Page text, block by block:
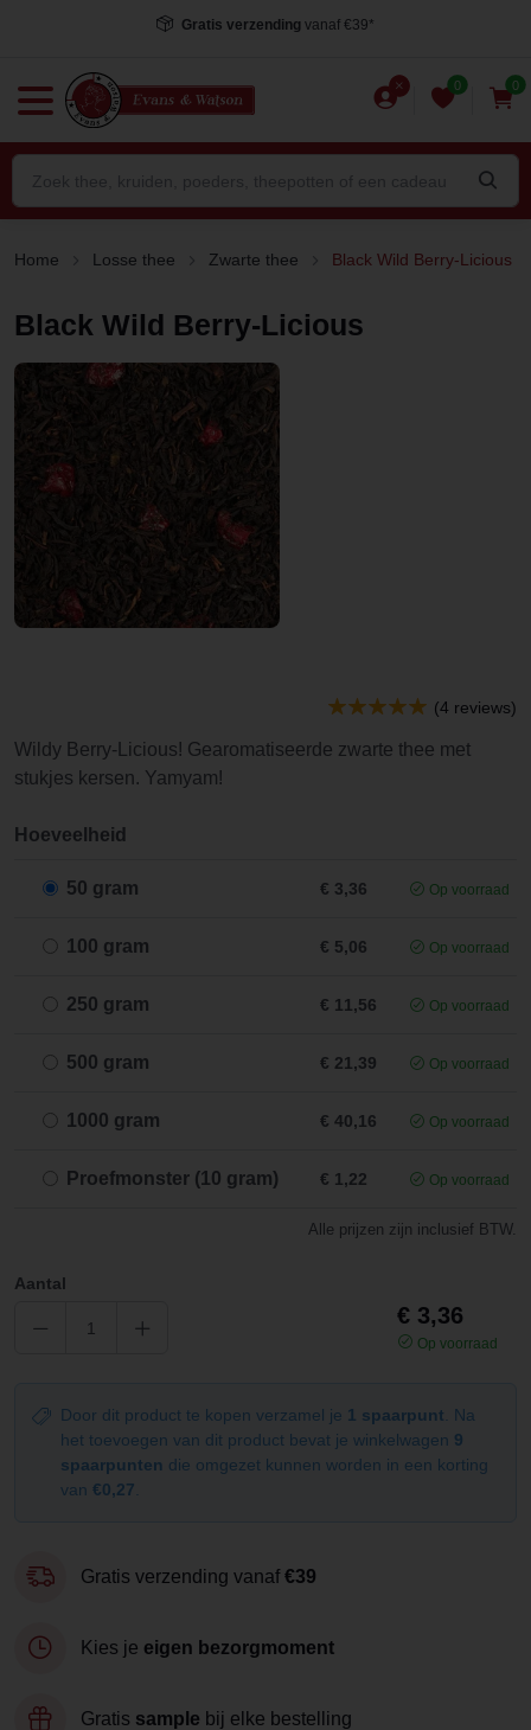
Gratis verzending vanaf €39*
0 0
Home Losse thee Zwarte thee Black Wild Berry-Licious
Black Wild Berry-Licious
(4 reviews)
Wildy Berry-Licious! Gearomatiseerde zwarte thee met
stukjes kersen. Yamyam!
Hoeveelheid
50 gram € 3,36 Op voorraad
100 gram € 5,06 Op voorraad
250 gram € 11,56 Op voorraad
500 gram € 21,39 Op voorraad
1000 gram € 40,16 Op voorraad
Proefmonster (10 gram) € 1,22 Op voorraad
Alle prijzen zijn inclusief BTW.
Aantal
€ 3,36
Op voorraad
Door dit product te kopen verzamel je 1 spaarpunt . Na
het toevoegen van dit product bevat je winkelwagen 9
spaarpunten die omgezet kunnen worden in een korting
van €0,27
Gratis verzending vanaf €39
Kies je eigen bezorgmoment
Gratis sample bij elke bestelling